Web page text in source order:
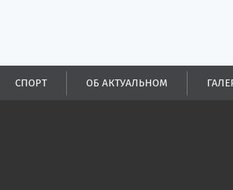
СПОРТ ОБ АКТУАЛЬНОМ